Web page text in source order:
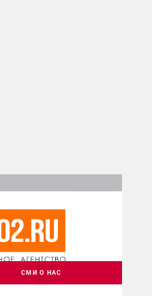
СМИ О НАС